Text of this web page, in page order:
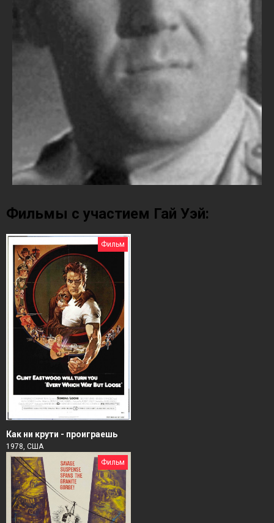
Фильмы с участием Гай Уэй:
Фильм
Как ни крути - проиграешь
1978, США
Фильм